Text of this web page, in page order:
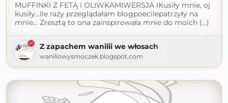
MUFFINKI Z FETĄ I OLIWKAMIWERSJA IKusiły mnie, oj
kusiły...Ile razy przeglądałam blogpoecilepatrzyły na
mnie... Zresztą to ona zainspirowała mnie do moich (...)
Z zapachem wanilii we włosach
waniliowysmoczek.blogspot.com